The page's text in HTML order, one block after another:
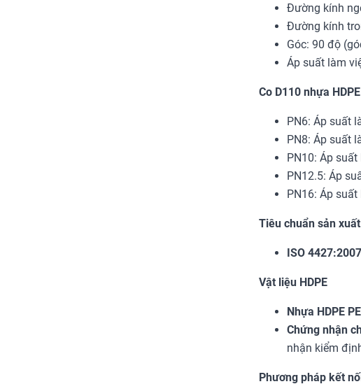
Đường kính
Đường kính
Góc: 90 độ
Áp suất làm
Co D110 nhựa
PN6: Áp suất
PN8: Áp suất
PN10: Áp
PN12.5: Áp
PN16: Áp
Tiêu chuẩn sản xuất
ISO
Vật liệu HDPE
Nhựa HDPE
Chứng nhận
nhận kiểm
Phương pháp kết